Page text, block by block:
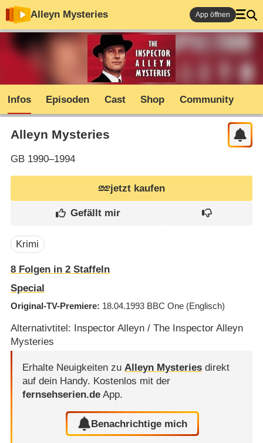
Alleyn Mysteries App öffnen
Infos Episoden Cast Shop Community
Alleyn Mysteries
GB1990–1994
jetzt kaufen
Krimi
8Folgen in 2Staffeln
Special
Original-TV-Premiere 18.04.1993 BBC One (Englisch)
Alternativtitel: Inspector Alleyn / The Inspector Alleyn
Mysteries
Erhalte Neuigkeiten zu Alleyn Mysteriesdirekt
auf dein Handy. Kostenlos mit der
fernsehserien.deApp.
Benachrichtige mich